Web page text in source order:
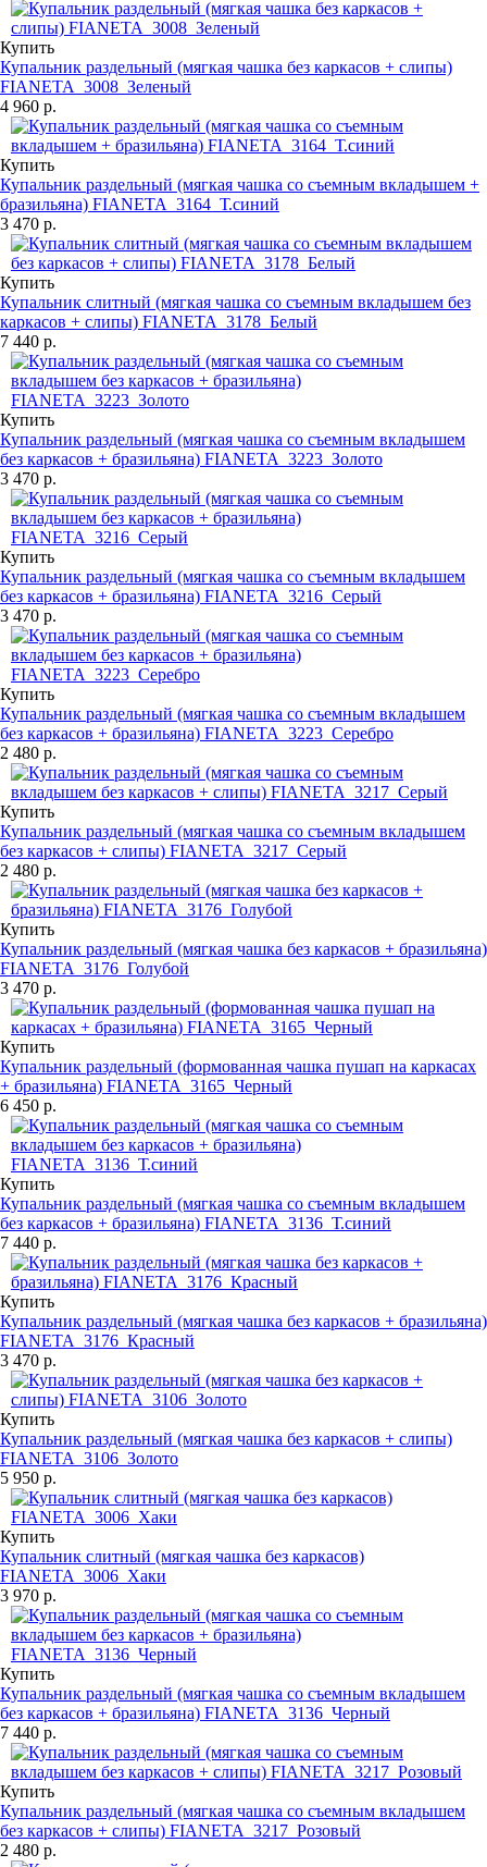
Купить
Купальник раздельный (мягкая чашка без каркасов + слипы)
FIANETA_3008_Зеленый
4 960 р.
Купить
Купальник раздельный (мягкая чашка со съемным вкладышем +
бразильяна) FIANETA_3164_Т.синий
3 470 р.
Купить
Купальник слитный (мягкая чашка со съемным вкладышем без
каркасов + слипы) FIANETA_3178_Белый
7 440 р.
Купить
Купальник раздельный (мягкая чашка со съемным вкладышем
без каркасов + бразильяна) FIANETA_3223_Золото
3 470 р.
Купить
Купальник раздельный (мягкая чашка со съемным вкладышем
без каркасов + бразильяна) FIANETA_3216_Серый
3 470 р.
Купить
Купальник раздельный (мягкая чашка со съемным вкладышем
без каркасов + бразильяна) FIANETA_3223_Серебро
2 480 р.
Купить
Купальник раздельный (мягкая чашка со съемным вкладышем
без каркасов + слипы) FIANETA_3217_Серый
2 480 р.
Купить
Купальник раздельный (мягкая чашка без каркасов + бразильяна)
FIANETA_3176_Голубой
3 470 р.
Купить
Купальник раздельный (формованная чашка пушап на каркасах
+ бразильяна) FIANETA_3165_Черный
6 450 р.
Купить
Купальник раздельный (мягкая чашка со съемным вкладышем
без каркасов + бразильяна) FIANETA_3136_Т.синий
7 440 р.
Купить
Купальник раздельный (мягкая чашка без каркасов + бразильяна)
FIANETA_3176_Красный
3 470 р.
Купить
Купальник раздельный (мягкая чашка без каркасов + слипы)
FIANETA_3106_Золото
5 950 р.
Купить
Купальник слитный (мягкая чашка без каркасов)
FIANETA_3006_Хаки
3 970 р.
Купить
Купальник раздельный (мягкая чашка со съемным вкладышем
без каркасов + бразильяна) FIANETA_3136_Черный
7 440 р.
Купить
Купальник раздельный (мягкая чашка со съемным вкладышем
без каркасов + слипы) FIANETA_3217_Розовый
2 480 р.